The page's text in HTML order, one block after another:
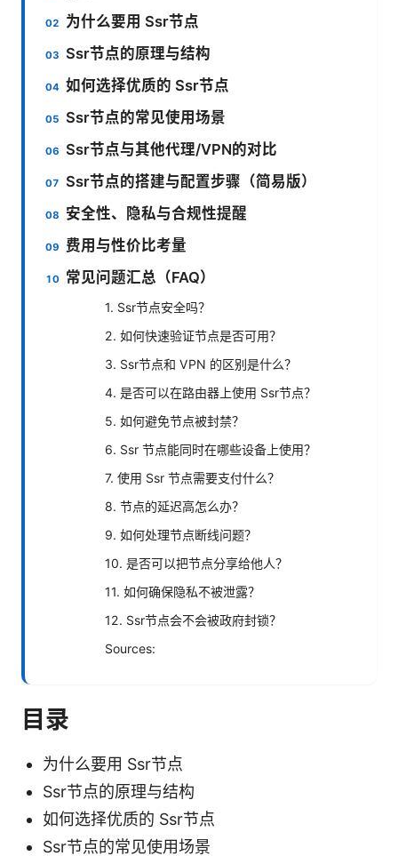
为什么要用 Ssr节点
Ssr节点的原理与结构
如何选择优质的 Ssr节点
Ssr节点的常见使用场景
Ssr节点与其他代理/VPN的对比
Ssr节点的搭建与配置步骤（简易版）
安全性、隐私与合规性提醒
费用与性价比考量
常见问题汇总（FAQ）
1. Ssr节点安全吗？
2. 如何快速验证节点是否可用？
3. Ssr节点和 VPN 的区别是什么？
4. 是否可以在路由器上使用 Ssr节点？
5. 如何避免节点被封禁？
6. Ssr 节点能同时在哪些设备上使用？
7. 使用 Ssr 节点需要支付什么？
8. 节点的延迟高怎么办？
9. 如何处理节点断线问题？
10. 是否可以把节点分享给他人？
11. 如何确保隐私不被泄露？
12. Ssr节点会不会被政府封锁？
Sources:
目录
为什么要用 Ssr节点
Ssr节点的原理与结构
如何选择优质的 Ssr节点
Ssr节点的常见使用场景